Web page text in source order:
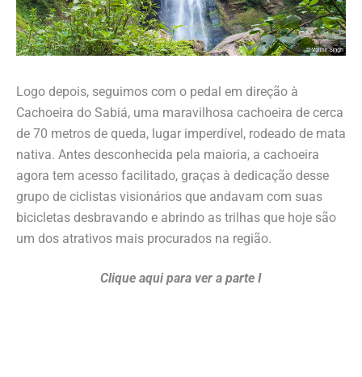
Logo depois, seguimos com o pedal em direção à
Cachoeira do Sabiá, uma maravilhosa cachoeira de cerca
de 70 metros de queda, lugar imperdível, rodeado de mata
nativa. Antes desconhecida pela maioria, a cachoeira
agora tem acesso facilitado, graças à dedicação desse
grupo de ciclistas visionários que andavam com suas
bicicletas desbravando e abrindo as trilhas que hoje são
um dos atrativos mais procurados na região.
Clique aqui para ver a parte I